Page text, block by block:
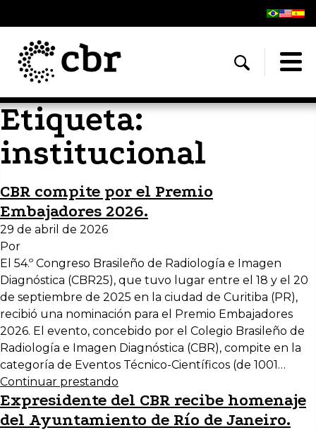
Etiqueta:
institucional
CBR compite por el Premio
Embajadores 2026.
29 de abril de 2026
Por
El 54.º Congreso Brasileño de Radiología e Imagen
Diagnóstica (CBR25), que tuvo lugar entre el 18 y el 20
de septiembre de 2025 en la ciudad de Curitiba (PR),
recibió una nominación para el Premio Embajadores
2026. El evento, concebido por el Colegio Brasileño de
Radiología e Imagen Diagnóstica (CBR), compite en la
categoría de Eventos Técnico-Científicos (de 1001…
Continuar prestando
Expresidente del CBR recibe homenaje
del Ayuntamiento de Río de Janeiro.